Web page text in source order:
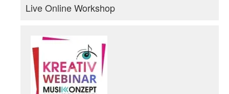
Live Online Workshop